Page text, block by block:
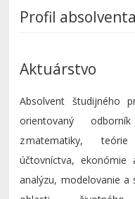
Profil
Aktuárstvo
Absolvent študijného
orientovaný
z matematiky,
účtovníctva,
analýzu, modelovanie